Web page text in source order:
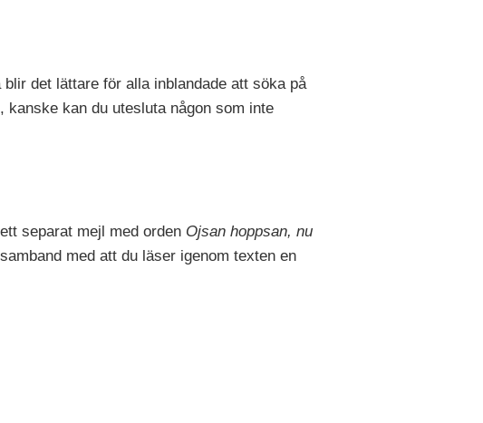
det lättare för alla inblandade att söka på
kanske kan du utesluta någon som inte
separat mejl med orden Ojsan hoppsan, nu
med att du läser igenom texten en